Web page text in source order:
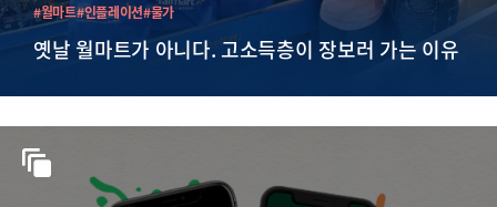
옛날 월마트가 아니다. 고소득층이 장보러 가는 이유
#월마트#인플레이션#물가